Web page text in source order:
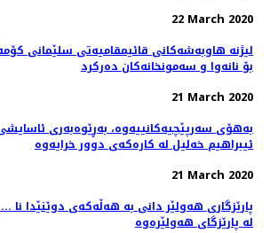
22 March 2020
لیژنه‌ هاوبه‌شه‌كانی قائیمقامیه‌تی سلێمانی
بۆ نانه‌وا و سه‌مونخانه‌كان ده‌ركرد
21 March 2020
بەهۆی سەرپێچیەکانییەوە، بەڕێوەبەری
ئیبراهیم خەلیل لە کارەکەی دوور خرایەوە
21 March 2020
لە پارێزگای هەولێرەوە